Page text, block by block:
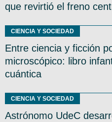
que revirtió el freno
CIENCIA Y SOCIEDAD
Entre ciencia y ficción
microscópico: libro
cuántica
CIENCIA Y SOCIEDAD
Astrónomo UdeC